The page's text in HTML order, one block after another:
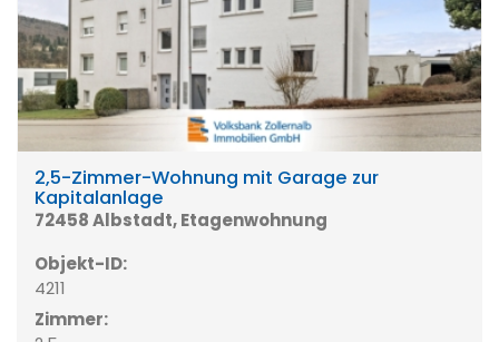
2,5-Zimmer-Wohnung mit Garage zur
Kapitalanlage
72458 Albstadt, Etagenwohnung
Objekt-ID:
4211
Zimmer: